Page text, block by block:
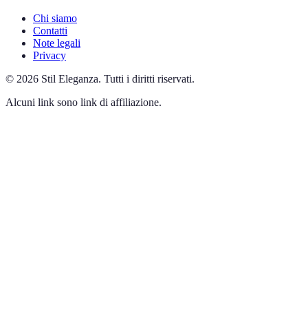
Chi siamo
Contatti
Note legali
Privacy
© 2026 Stil Eleganza. Tutti i diritti riservati.
Alcuni link sono link di affiliazione.